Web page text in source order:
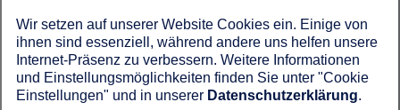
Wir setzen auf unserer Website Cookies ein. Einige von
ihnen sind essenziell, während andere uns helfen unsere
Internet-Präsenz zu verbessern. Weitere Informationen
und Einstellungsmöglichkeiten finden Sie unter "Cookie
Einstellungen" und in unserer Datenschutzerklärung.